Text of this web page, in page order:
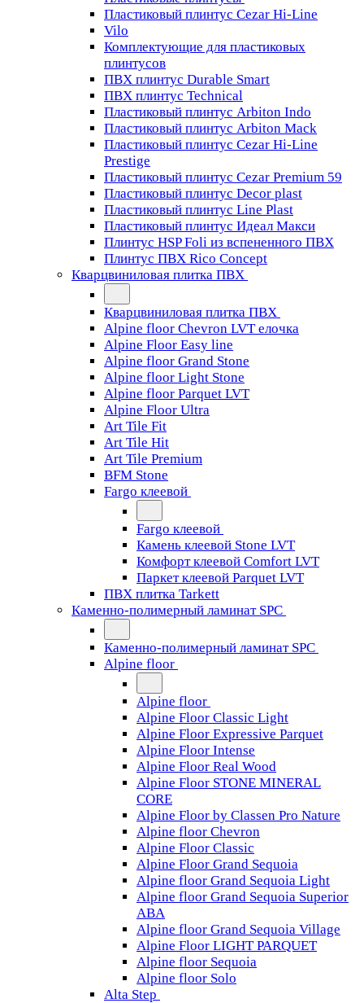
Пластиковый плинтус Cezar Hi-Line
Vilo
Комплектующие для пластиковых
плинтусов
ПВХ плинтус Durable Smart
ПВХ плинтус Technical
Пластиковый плинтус Arbiton Indo
Пластиковый плинтус Arbiton Mack
Пластиковый плинтус Cezar Hi-Line
Prestige
Пластиковый плинтус Cezar Premium 59
Пластиковый плинтус Decor plast
Пластиковый плинтус Line Plast
Пластиковый плинтус Идеал Макси
Плинтус HSP Foli из вспененного ПВХ
Плинтус ПВХ Rico Concept
Кварцвиниловая плитка ПВХ
Кварцвиниловая плитка ПВХ
Alpine floor Chevron LVT елочка
Alpine Floor Easy line
Alpine floor Grand Stone
Alpine floor Light Stone
Alpine floor Parquet LVT
Alpine Floor Ultra
Art Tile Fit
Art Tile Hit
Art Tile Premium
BFM Stone
Fargo клеевой
Fargo клеевой
Камень клеевой Stone LVT
Комфорт клеевой Comfort LVT
Паркет клеевой Parquet LVT
ПВХ плитка Tarkett
Каменно-полимерный ламинат SPC
Каменно-полимерный ламинат SPC
Alpine floor
Alpine floor
Alpine Floor Classic Light
Alpine Floor Expressive Parquet
Alpine Floor Intense
Alpine Floor Real Wood
Alpine Floor STONE MINERAL
CORE
Alpine Floor by Classen Pro Nature
Alpine floor Chevron
Alpine Floor Classic
Alpine Floor Grand Sequoia
Alpine floor Grand Sequoia Light
Alpine floor Grand Sequoia Superior
ABA
Alpine floor Grand Sequoia Village
Alpine Floor LIGHT PARQUET
Alpine floor Sequoia
Alpine floor Solo
Alta Step